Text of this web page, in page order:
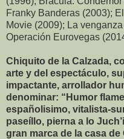
Franky Banderas (2003);
Movie (2009); La
Operación Eurovegas
Chiquito de la Calzada,
arte y del espectáculo,
impactante, arrollador
denominar: “Humor
españolisimo, vitalista-
paseíllo, pierna a lo
gran marca de la casa